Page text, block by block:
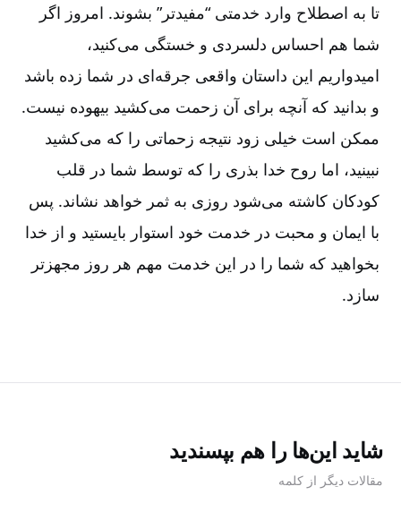
تا به اصطلاح وارد خدمتی “مفیدتر” بشوند. امروز اگر
شما هم احساس دلسردی و خستگی می‌کنید،
امیدواریم این داستان واقعی جرقه‌ای در شما زده باشد
و بدانید که آنچه برای آن زحمت می‌کشید بیهوده نیست.
ممکن است خیلی زود نتیجه زحماتی را که می‌کشید
نبینید، اما روح خدا بذری را که توسط شما در قلب
کودکان کاشته می‌شود روزی به ثمر خواهد نشاند. پس
با ایمان و محبت در خدمت خود استوار بایستید و از خدا
بخواهید که شما را در این خدمت مهم هر روز مجهزتر
سازد.
شاید این‌ها را هم بپسندید
مقالات دیگر از کلمه